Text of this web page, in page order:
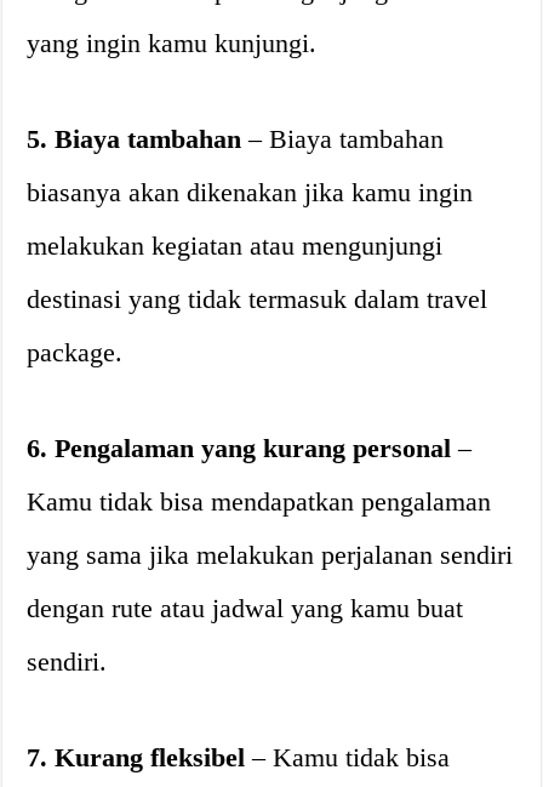
yang ingin kamu kunjungi.
5. Biaya tambahan – Biaya tambahan
biasanya akan dikenakan jika kamu ingin
melakukan kegiatan atau mengunjungi
destinasi yang tidak termasuk dalam travel
package.
6. Pengalaman yang kurang personal –
Kamu tidak bisa mendapatkan pengalaman
yang sama jika melakukan perjalanan sendiri
dengan rute atau jadwal yang kamu buat
sendiri.
7. Kurang fleksibel – Kamu tidak bisa